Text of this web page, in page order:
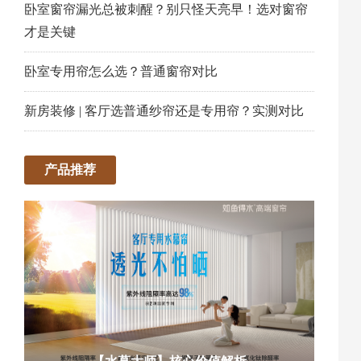
卧室窗帘漏光总被刺醒？别只怪天亮早！选对窗帘
才是关键
卧室专用帘怎么选？普通窗帘对比
新房装修 | 客厅选普通纱帘还是专用帘？实测对比
产品推荐